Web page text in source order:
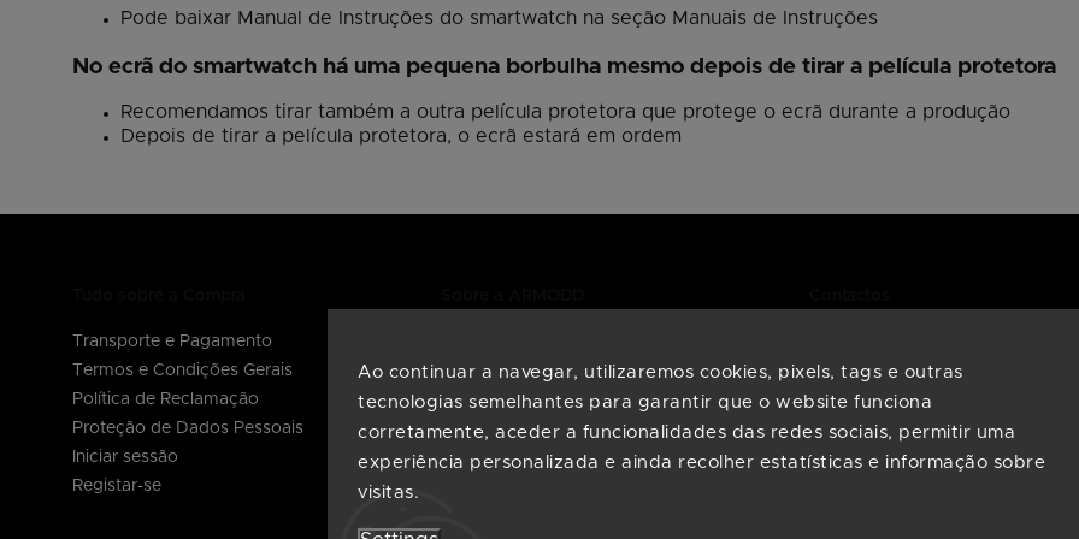
Ao continuar a navegar, utilizaremos cookies, pixels, tags e outras
tecnologias semelhantes para garantir que o website funciona
corretamente, aceder a funcionalidades das redes sociais, permitir uma
experiência personalizada e ainda recolher estatísticas e informação sobre
visitas.
Pode baixar Manual de Instruções do smartwatch na seção Manuais de Instruções
No ecrã do smartwatch há uma pequena borbulha mesmo depois de tirar a película protetora
Recomendamos tirar também a outra película protetora que protege o ecrã durante a produção
Depois de tirar a película protetora, o ecrã estará em ordem
Transporte e Pagamento
Termos e Condições Gerais
Política de Reclamação
Proteção de Dados Pessoais
Iniciar sessão
Registar-se
Perguntas Frequentes
Manuais
Contactos
smartwatches? Entre em contacto
connosco, estamos aqui para si.
info@armodd.pt
Responder-lhe-emos em 24